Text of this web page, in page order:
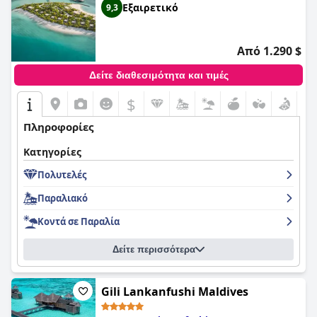
9,3 Εξαιρετικό
Από 1.290 $
Δείτε διαθεσιμότητα και τιμές
$
Πληροφορίες
Κατηγορίες
Πολυτελές
Παραλιακό
Κοντά σε Παραλία
Δείτε περισσότερα
Gili Lankanfushi Maldives